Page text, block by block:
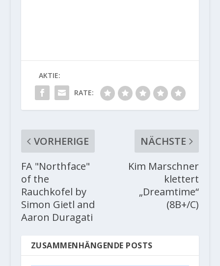
AKTIE:
RATE:
VORHERIGE
FA "Northface"
of the
Rauchkofel by
Simon Gietl and
Aaron Duragati
NÄCHSTE
Kim Marschner
klettert
„Dreamtime“
(8B+/C)
ZUSAMMENHÄNGENDE POSTS